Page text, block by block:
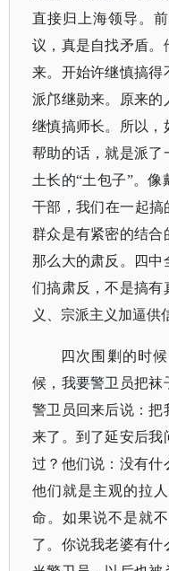
直接归上海领导。
议，真是自找矛盾。
来。开始许继慎搞得
派邝继勋来。原来的
继慎搞师长。所以，
帮助的话，就是派了
土长的“土包子”。
干部，我们在一起搞
群众是有紧密的结合
那么大的肃反。四中
们搞肃反，不是搞有
义、宗派主义加逼供
四次围剿的时
候，我要警卫员把袜
警卫员回来后说：
来了。到了延安后我
过？他们说：没有什
他们就是主观的拉
命。如果说不是就
了。你说我老婆有什